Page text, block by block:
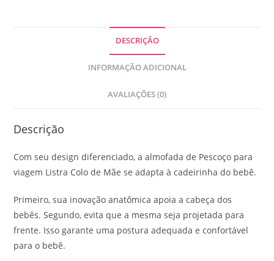
DESCRIÇÃO
INFORMAÇÃO ADICIONAL
AVALIAÇÕES (0)
Descrição
Com seu design diferenciado, a almofada de Pescoço para
viagem Listra Colo de Mãe se adapta à cadeirinha do bebê.
Primeiro, sua inovação anatômica apoia a cabeça dos
bebês. Segundo, evita que a mesma seja projetada para
frente. Isso garante uma postura adequada e confortável
para o bebê.